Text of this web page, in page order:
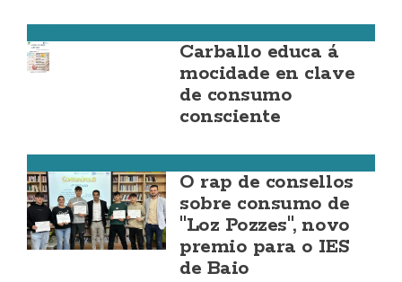
Carballo educa á
mocidade en clave
de consumo
consciente
O rap de consellos
sobre consumo de
"Loz Pozzes", novo
premio para o IES
de Baio